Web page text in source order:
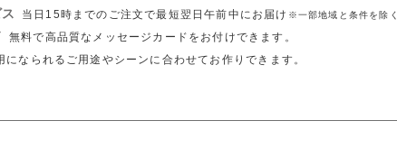
当日15時までのご注文で最短翌日午前中にお届け ※一部地域と条件を除く
無料で高品質なメッセージカードをお付けできます。
になられるご用途やシーンに合わせてお作りできます。